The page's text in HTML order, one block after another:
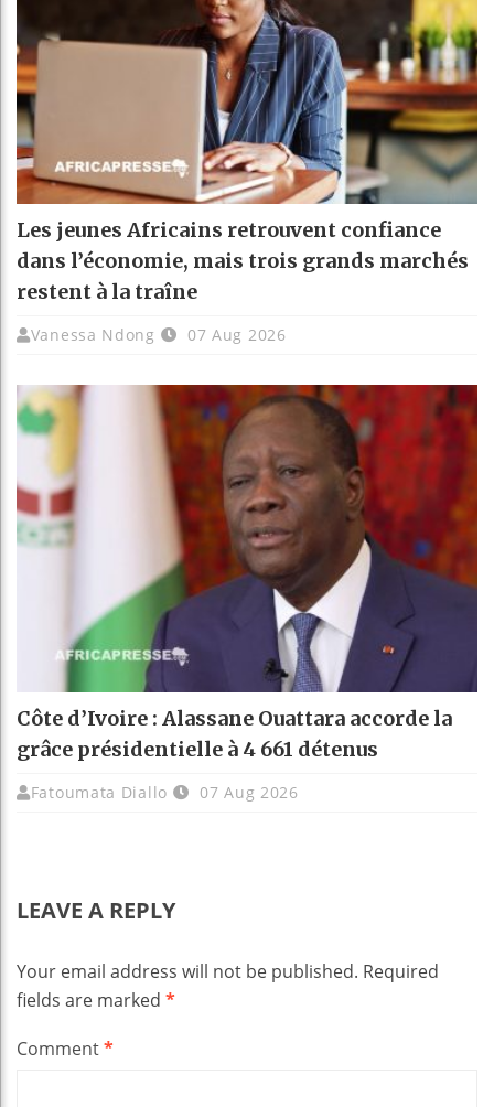
Les jeunes Africains retrouvent confiance
dans l’économie, mais trois grands marchés
restent à la traîne
Vanessa Ndong 07 Aug 2026
Côte d’Ivoire : Alassane Ouattara accorde la
grâce présidentielle à 4 661 détenus
Fatoumata Diallo 07 Aug 2026
LEAVE A REPLY
Your email address will not be published. Required
fields are marked *
Comment*